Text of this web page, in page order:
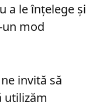
a le înțelege și
mod
invită să
utilizăm